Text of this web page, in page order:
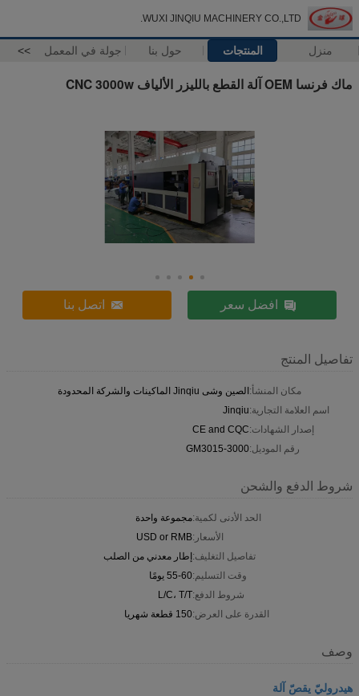
WUXI JINQIU MACHINERY CO.,LTD.
منزل المنتجات حول بنا جولة في المعمل >>
ماك فرنسا OEM آلة القطع بالليزر الألياف CNC 3000w
افضل سعر اتصل بنا
تفاصيل المنتج
مكان المنشأ:الصين وشى Jinqiu الماكينات والشركة المحدودة
اسم العلامة التجارية:Jinqiu
إصدار الشهادات:CE and CQC
رقم الموديل:GM3015-3000
شروط الدفع والشحن
الحد الأدنى لكمية:مجموعة واحدة
الأسعار:USD or RMB
تفاصيل التغليف:إطار معدني من الصلب
وقت التسليم:55-60 يومًا
شروط الدفع:L/C، T/T
القدرة على العرض:150 قطعة شهريا
وصف
هيدروليّ يقصّ آلة